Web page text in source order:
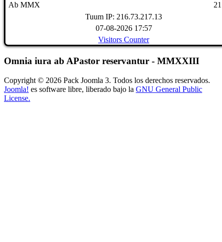
Ab MMX
Tuum IP: 216.73.217.13
07-08-2026 17:57
Visitors Counter
Omnia iura ab APastor reservantur - MMXXIII
Copyright © 2026 Pack Joomla 3. Todos los derechos reservados.
Joomla! es software libre, liberado bajo la GNU General Public
License.